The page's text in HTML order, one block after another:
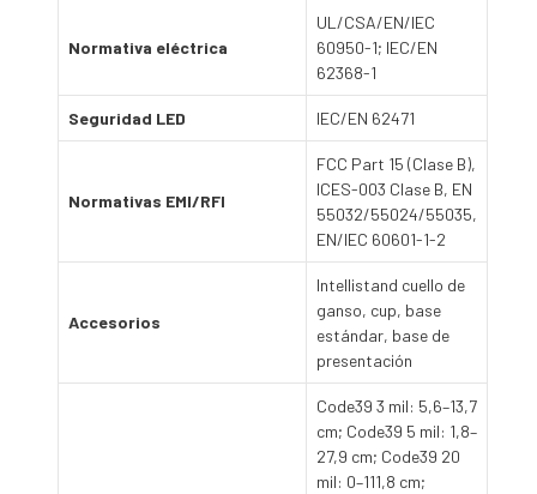
Normativa eléctrica
UL/CSA/EN/IEC
60950-1; IEC/EN
62368-1
Seguridad LED IEC/EN 62471
Normativas EMI/RFI
FCC Part 15 (Clase B),
ICES-003 Clase B, EN
55032/55024/55035,
EN/IEC 60601-1-2
Accesorios
Intellistand cuello de
ganso, cup, base
estándar, base de
presentación
Code39 3 mil: 5,6–13,7
cm; Code39 5 mil: 1,8–
27,9 cm; Code39 20
mil: 0–111,8 cm;